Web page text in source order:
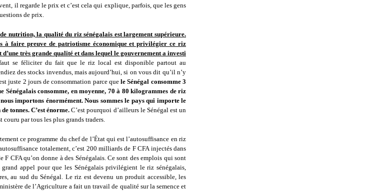
il regarde le prix et c’est cela qui explique, parfois, que les gens
de prix.
nutrition, la qualité du riz sénégalais est largement supérieure.
à faire preuve de patriotisme économique et privilégier ce riz
très grande qualité et dans lequel le gouvernement a investi
se féliciter du fait que le riz local est disponible partout au
des stocks invendus, mais aujourd’hui, si on vous dit qu’il n’y
juste 2 jours de consommation parce quele Sénégal consomme 3
Sénégalais consomme, en moyenne, 70 à 80 kilogrammes de riz
importons énormément. Nous sommes le pays qui importe le
tonnes. C’est énorme. C’est pourquoi d’ailleurs le Sénégal est un
par tous les plus grands traders.
ce programme du chef de l’État qui est l’autosuffisance en riz
totalement, c’est 200 milliards de F CFA injectés dans
CFA qu’on donne à des Sénégalais. Ce sont des emplois qui sont
appel pour que les Sénégalais privilégient le riz sénégalais,
au sud du Sénégal. Le riz est devenu un produit accessible, les
de l’Agriculture a fait un travail de qualité sur la semence et